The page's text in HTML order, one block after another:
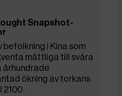
Snapshot-
befolkning i Kina som
måttliga till svåra
ökning av torkans
2100